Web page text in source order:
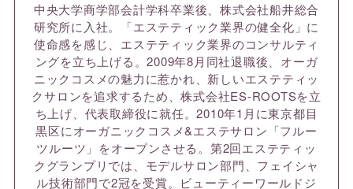
中央大学商学部会計学科卒業後、株式会社船井総合
研究所に入社。「エステティック業界の健全化」に
使命感を感じ、エステティック業界のコンサルティ
ングを立ち上げる。2009年8月同社退職後、オーガ
ニックコスメの魅力に惹かれ、新しいエステティッ
クサロンを追求するため、株式会社ES-ROOTSを立
ち上げ、代表取締役に就任。2010年1月に東京都目
黒区にオーガニックコスメ&エステサロン「フルー
ツルーツ」をオープンさせる。第2回エステティッ
クグランプリでは、モデルサロン部門、フェイシャ
ル技術部門で2冠を受賞。ビューティーワールドジ